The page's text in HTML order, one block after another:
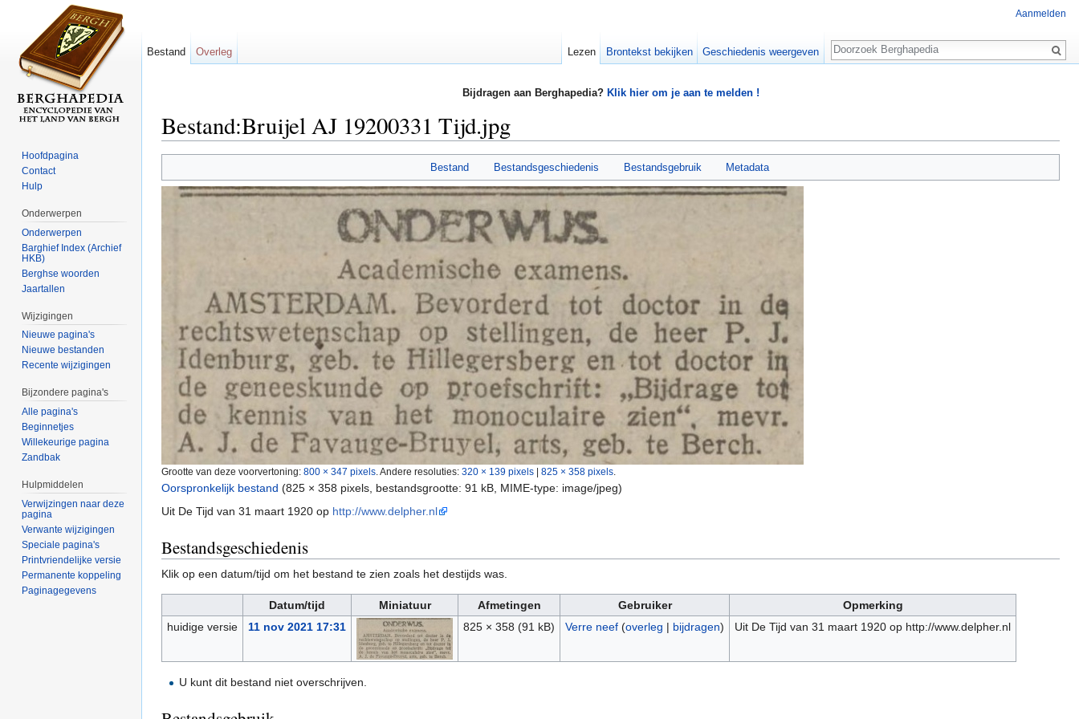
Bijdragen aan Berghapedia? Klik hier om je aan te melden !
Bestand:Bruijel AJ 19200331 Tijd.jpg
Bestand Bestandsgeschiedenis Bestandsgebruik Metadata
Grootte van deze voorvertoning: 800 × 347 pixels Andere resoluties: 320 × 139 pixels | 825 × 358 pixels
Oorspronkelijk bestand (825 × 358 pixels, bestandsgrootte: 91 kB, MIME-type: image/jpeg)
Uit De Tijd van 31 maart 1920 op http://www.delpher.nl
Bestandsgeschiedenis
Klik op een datum/tijd om het bestand te zien zoals het destijds was.
Datum/tijd Miniatuur Afmetingen Gebruiker
Opmerking
huidige versie
11 nov 2021 17:31 825 × 358 (91 kB) Verre neef (overleg | bijdragen) Uit De Tijd van 31 maart 1920 op http://www.delpher.nl
U kunt dit bestand niet overschrijven.
Aanmelden
Bestand Overleg Lezen Brontekst bekijken Geschiedenis weergeven
Zoeken
Hoofdpagina
Contact
Hulp
Onderwerpen
Onderwerpen
Barghief Index (Archief
HKB)
Berghse woorden
Jaartallen
Wijzigingen
Nieuwe pagina's
Nieuwe bestanden
Recente wijzigingen
Bijzondere pagina's
Alle pagina's
Beginnetjes
Willekeurige pagina
Zandbak
Hulpmiddelen
Verwijzingen naar deze
pagina
Verwante wijzigingen
Speciale pagina's
Printvriendelijke versie
Permanente koppeling
Paginagegevens